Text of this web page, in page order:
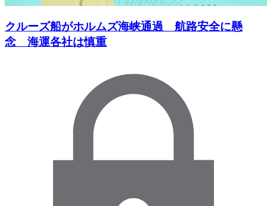
クルーズ船がホルムズ海峡通過 航路安全に懸
念 海運各社は慎重